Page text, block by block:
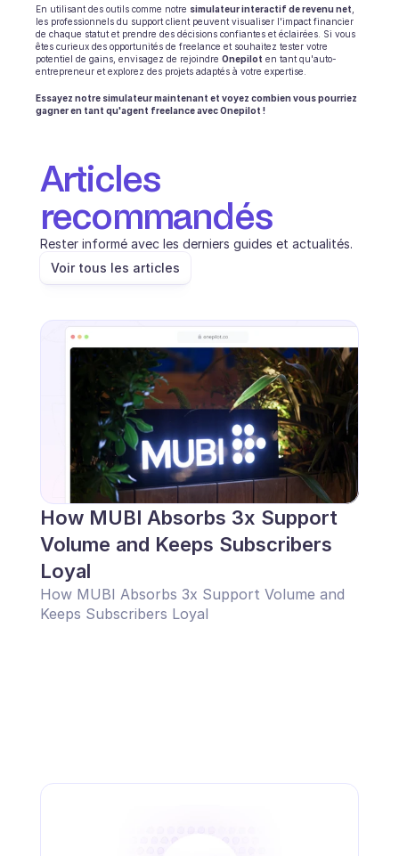
En utilisant des outils comme notre simulateur interactif de revenu net
les professionnels du support client peuvent visualiser l'impact financier
de chaque statut et prendre des décisions confiantes et éclairées. Si vous
êtes curieux des opportunités de freelance et souhaitez tester votre
potentiel de gains, envisagez de rejoindre Onepilot en tant qu'auto-
entrepreneur et explorez des projets adaptés à votre expertise.
Essayez notre simulateur maintenant et voyez combien vous pourriez
gagner en tant qu'agent freelance avec Onepilot !
Articles
recommandés
Rester informé avec les derniers guides et actualités.
Voir tous les articles
How MUBI Absorbs 3x Support
Volume and Keeps Subscribers
Loyal
How MUBI Absorbs 3x Support Volume and
Keeps Subscribers Loyal